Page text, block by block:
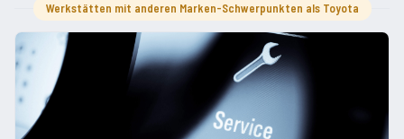
Werkstätten mit anderen Marken-Schwerpunkten als Toyota